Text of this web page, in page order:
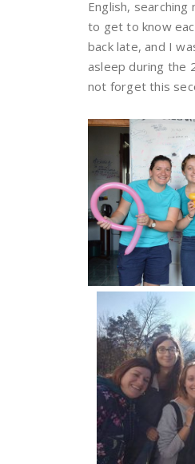
English,
to get to know
back late, and I
asleep during the
not forget this